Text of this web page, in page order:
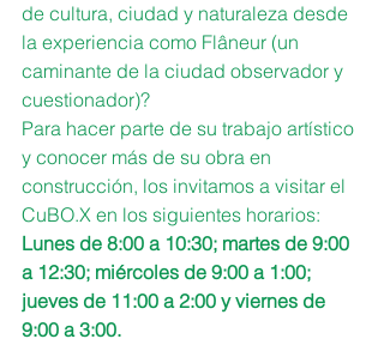
de cultura, ciudad y naturaleza desde
la experiencia como Flâneur (un
caminante de la ciudad observador y
cuestionador)?
Para hacer parte de su trabajo artístico
y conocer más de su obra en
construcción, los invitamos a visitar el
CuBO.X en los siguientes horarios:
Lunes de 8:00 a 10:30; martes de 9:00
a 12:30; miércoles de 9:00 a 1:00;
jueves de 11:00 a 2:00 y viernes de
9:00 a 3:00.